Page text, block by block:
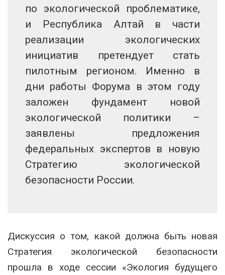
по экологической проблематике,
и Республика Алтай в части
реализации экологических
инициатив претендует стать
пилотным регионом. Именно в
дни работы Форума в этом году
заложен фундамент новой
экологической политики –
заявлены предложения
федеральных экспертов в новую
Стратегию экологической
безопасности России.
Дискуссия о том, какой должна быть новая
Стратегия экологической безопасности
прошла в ходе сессии «Экология будущего